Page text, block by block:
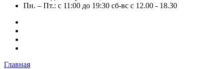
Пн. – Пт.: с 11:00 до 19:30 сб-вс с 12.00 - 18.30
Главная